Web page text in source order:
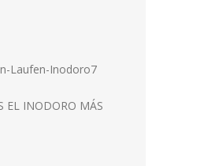
EL INODORO MÁS